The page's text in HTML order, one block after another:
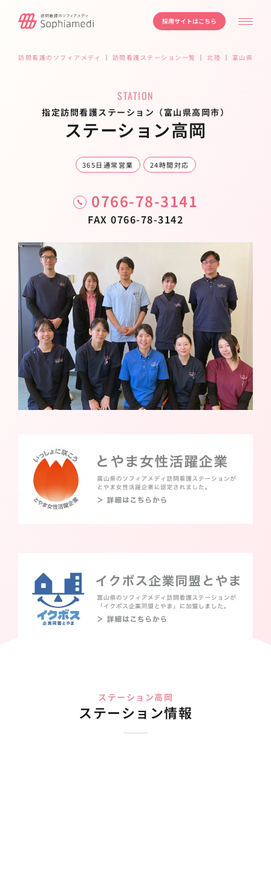
採用サイトはこちら
訪問看護のソフィアメディ ｜ 訪問看護ステーション一覧 ｜ 北陸 ｜ 富山県
STATION
指定訪問看護ステーション（富山県高岡市）
ステーション高岡
365日通常営業 24時間対応
0766-78-3141
FAX 0766-78-3142
ステーション高岡
ステーション情報